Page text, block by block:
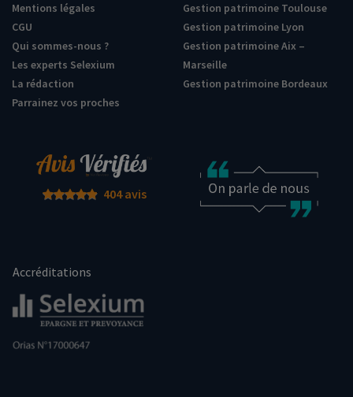
Mentions légales
CGU
Qui sommes-nous ?
Les experts Selexium
La rédaction
Parrainez vos proches
Gestion patrimoine Toulouse
Gestion patrimoine Lyon
Gestion patrimoine Aix –
Marseille
Gestion patrimoine Bordeaux
404 avis
Accréditations